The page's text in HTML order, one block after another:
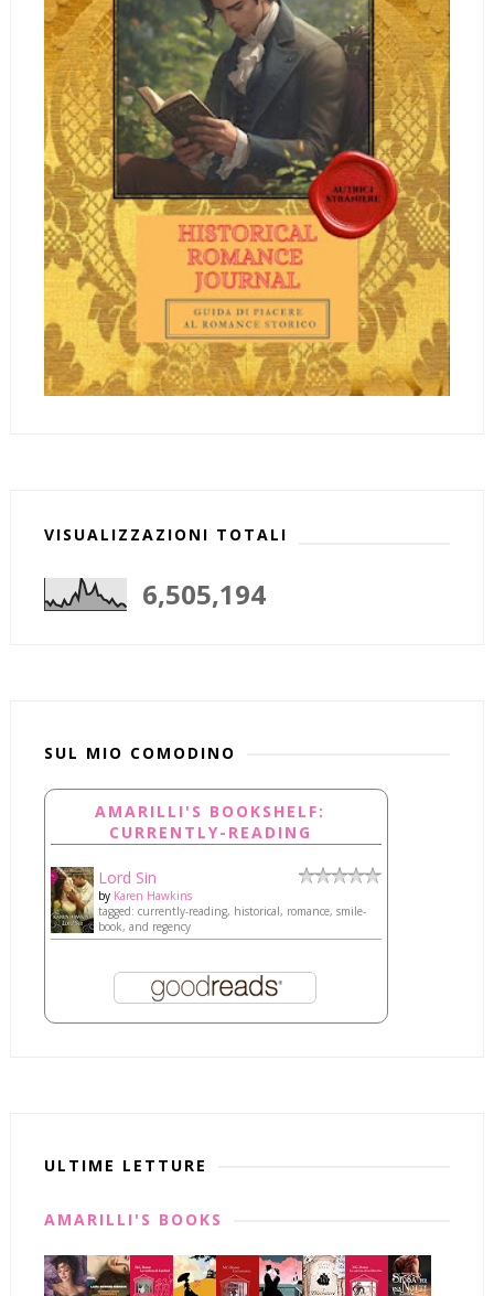
VISUALIZZAZIONI TOTALI
6,505,194
SUL MIO COMODINO
AMARILLI'S BOOKSHELF:
CURRENTLY-READING
Lord Sin
by Karen Hawkins
tagged: currently-reading, historical, romance, smile-
book, and regency
ULTIME LETTURE
AMARILLI'S BOOKS